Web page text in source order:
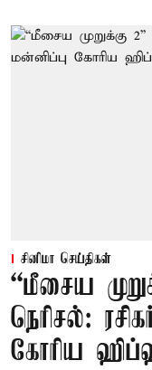
சினிமா செய்திகள்
“மீசைய
நெரிசல்:
கோரிய